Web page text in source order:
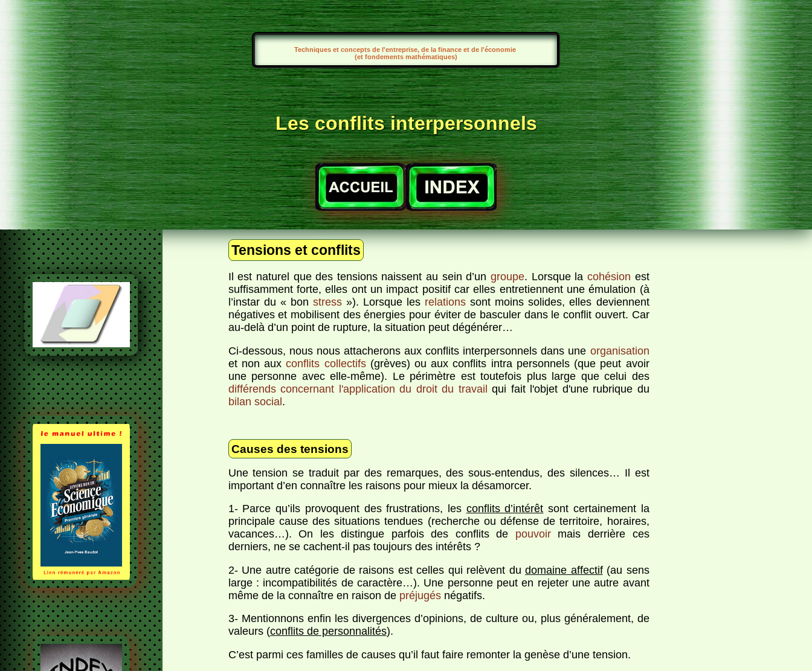
Techniques et concepts de l'entreprise, de la finance et de l'économie
(et fondements mathématiques)
Les conflits interpersonnels
Tensions et conflits
Il est naturel que des tensions naissent au sein d’ungroupe. Lorsque la cohésion est
suffisamment forte, elles ont un impact positif car elles entretiennent une émulation (à
l’instar du « bon stress»). Lorsque les relations sont moins solides, elles deviennent
négatives et mobilisent des énergies pour éviter de basculer dans le conflit ouvert. Car
au-delà d’un point de rupture, la situation peut dégénérer…
Ci-dessous, nous nous attacherons aux conflits interpersonnels dans une organisation
et non auxconflits collectifs(grèves) ou aux conflits intra personnels (que peut avoir
une personne avec elle-même). Le périmètre est toutefois plus large que celui des
différends concernant l'application du droit du travail qui fait l'objet d'une rubrique du
bilan social.
Causes des tensions
Une tension se traduit par des remarques, des sous-entendus, des silences… Il est
important d’en connaître les raisons pour mieux la désamorcer.
1- Parce qu’ils provoquent des frustrations, les conflits d’intérêt sont certainement la
principale cause des situations tendues (recherche ou défense de territoire, horaires,
vacances…). On les distingue parfois des conflits de pouvoirmais derrière ces
derniers, ne se cachent-il pas toujours des intérêts ?
2- Une autre catégorie de raisons est celles qui relèvent dudomaine affectif(au sens
large : incompatibilités de caractère…). Une personne peut en rejeter une autre avant
même de la connaître en raison de préjugésnégatifs.
3- Mentionnons enfin les divergences d’opinions, de culture ou, plus généralement, de
valeurs (conflits de personnalités).
C’est parmi ces familles de causes qu’il faut faire remonter la genèse d’une tension.